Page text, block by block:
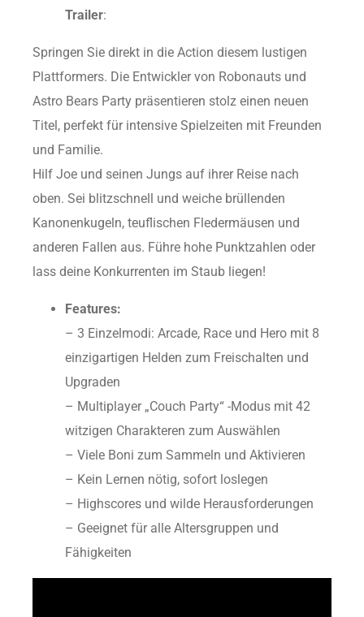
Trailer:
Springen Sie direkt in die Action diesem lustigen
Plattformers. Die Entwickler von Robonauts und
Astro Bears Party präsentieren stolz einen neuen
Titel, perfekt für intensive Spielzeiten mit Freunden
und Familie.
Hilf Joe und seinen Jungs auf ihrer Reise nach
oben. Sei blitzschnell und weiche brüllenden
Kanonenkugeln, teuflischen Fledermäusen und
anderen Fallen aus. Führe hohe Punktzahlen oder
lass deine Konkurrenten im Staub liegen!
Features:
– 3 Einzelmodi: Arcade, Race und Hero mit 8
einzigartigen Helden zum Freischalten und
Upgraden
– Multiplayer „Couch Party“ -Modus mit 42
witzigen Charakteren zum Auswählen
– Viele Boni zum Sammeln und Aktivieren
– Kein Lernen nötig, sofort loslegen
– Highscores und wilde Herausforderungen
– Geeignet für alle Altersgruppen und
Fähigkeiten